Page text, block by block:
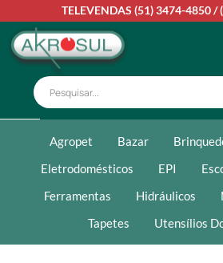
TELEVENDAS (51) 3474-4850/
Agropet Bazar
Eletrodomésticos
EPI
Ferramentas
Hidráulicos
Tapetes
Utensílios